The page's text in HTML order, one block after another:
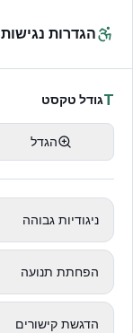
הגדרות נגישות
Tגודל טקסט
הגדל
ניגודיות גבוהה
הפחתת תנועה
הדגשת קישורים